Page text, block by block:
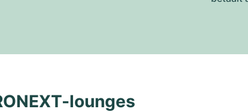
lounges